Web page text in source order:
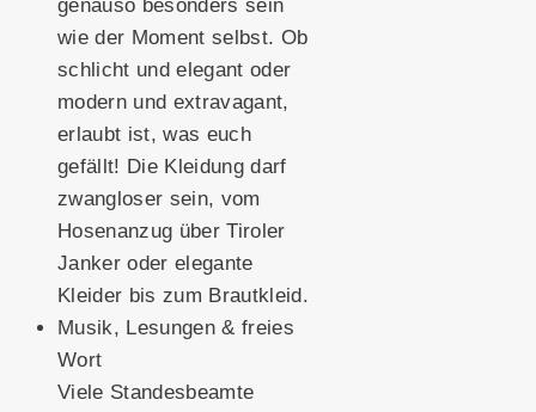
genauso besonders sein
wie der Moment selbst. Ob
schlicht und elegant oder
modern und extravagant,
erlaubt ist, was euch
gefällt! Die Kleidung darf
zwangloser sein, vom
Hosenanzug über Tiroler
Janker oder elegante
Kleider bis zum Brautkleid.
Musik, Lesungen & freies
Wort
Viele Standesbeamte